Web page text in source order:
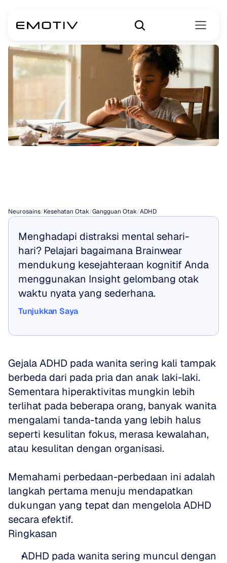
Neurosains/Kesehatan Otak/Gangguan Otak/ADHD
Menghadapi distraksi mental sehari-
hari? Pelajari bagaimana Brainwear
mendukung kesejahteraan kognitif Anda
menggunakan Insight gelombang otak
waktu nyata yang sederhana.
Tunjukkan Saya
Gejala ADHD pada wanita sering kali tampak
berbeda dari pada pria dan anak laki-laki.
Sementara hiperaktivitas mungkin lebih
terlihat pada beberapa orang, banyak wanita
mengalami tanda-tanda yang lebih halus
seperti kesulitan fokus, merasa kewalahan,
atau kesulitan dengan organisasi.
Memahami perbedaan-perbedaan ini adalah
langkah pertama menuju mendapatkan
dukungan yang tepat dan mengelola ADHD
secara efektif.
Ringkasan
ADHD pada wanita sering muncul dengan